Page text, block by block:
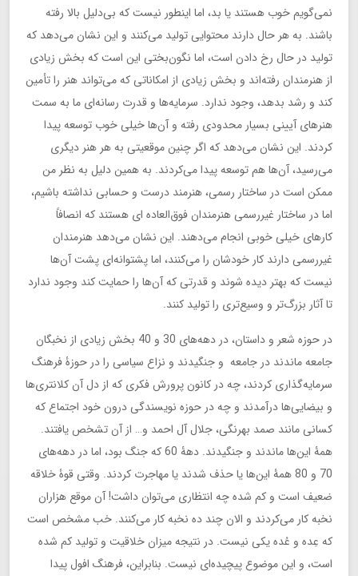
نمی‌گویم خوب هستند یا بد، اما اینطور نیست که بی‌دلیل بالا رفته
باشند. به هر حال دارند محتوایی تولید می‌کنند و این نشان می‌دهد که
تولید در حال رخ دادن است، اما نگون‌بختی این است که بخش زیادی
از هنرمندان رفته‌اند و بخش زیادی از امکاناتی که می‌تواند هنر را تأمین
کند و رشد بدهد، وجود ندارد. سرمایه‌ها و قدرت رسانه‌ای ما به سمت
هنرهای آیینی بسیار محدودی رفته و آن‌ها خیلی خوب توسعه پیدا
کردند. این نشان می‌دهد که اگر چنین موقعیتی به هر هنر دیگری
می‌رسید، آن‌ها هم توسعه پیدا می‌کردند. به همین دلیل به نظر من
ممکن است در ساختار رسمی، هنرمند درست و حسابی نداشته باشیم،
اما در ساختار غیررسمی هنرمندان فوق‌العاده ای هستند که انصافاً
کارهای خیلی خوبی انجام می‌دهند. این نشان می‌دهد هنرمندان
غیررسمی دارند کار خودشان را می‌کنند، اما پشتوانه‌ای پشت آن‌ها
نیست که بهتر دیده شوند و قدرتی که آن‌ها را حمایت کند وجود ندارد
تا آثار بزرگ‌تر و وسیع‌تری را تولید کنند.
در حوزه شعر و داستان، در دهه‌های 30 و 40 بخش زیادی از نخبگان
جامعه ماندند در جامعه و جنگیدند و نزاع سیاسی را در حوزۀ فرهنگ
سرمایه‌گذاری کردند، چه در کانون پرورش فکری که از دل آن کلانتری‌ها
و بیضایی‌ها درآمدند و چه در حوزه نویسندگی درون خود اجتماع که
کسانی مانند صمد بهرنگی، جلال آل احمد و… از آن تشخص یافتند.
همۀ این‌ها ماندند و جنگیدند. دهۀ 60 که جنگ بود، اما در دهه‌های
70 و 80 همۀ این‌ها یا حذف شدند یا مهاجرت کردند. وقتی قوۀ خلاقه
ضعیف است و کم شده چه انتظاری می‌توان داشت! آن موقع هزاران
نخبه کار می‌کردند و الان چند ده نخبه کار می‌کنند. خب مشخص است
که عِده و عُده یکی نیست. در نتیجه میزان خلاقیت و تولید کم شده
است، و این موضوع پیچیده‌ای نیست. بنابراین، فرهنگ افول پیدا